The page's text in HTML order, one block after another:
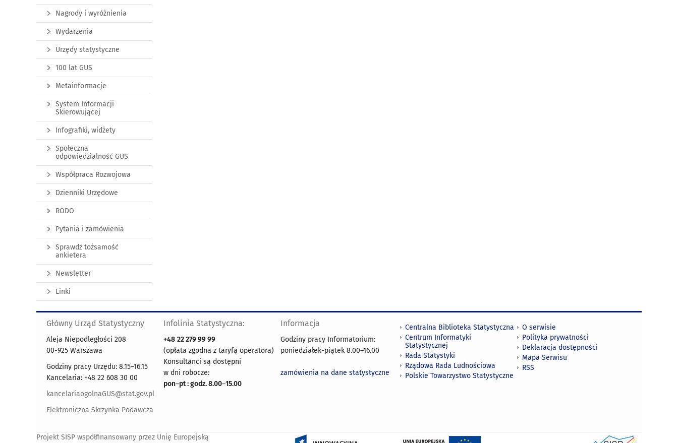
Nagrody i wyróżnienia
Wydarzenia
Urzędy statystyczne
100 lat GUS
Metainformacje
System Informacji
Skierowującej
Infografiki, widżety
Społeczna
odpowiedzialność GUS
Współpraca Rozwojowa
Dzienniki Urzędowe
RODO
Pytania i zamówienia
Sprawdź tożsamość
ankietera
Newsletter
Linki
Główny Urząd Statystyczny
Aleja Niepodległości 208
00-925 Warszawa
Godziny pracy Urzędu: 8.15–16.15
Kancelaria: +48 22 608 30 00
kancelariaogolnaGUS@stat.gov.pl
Elektroniczna Skrzynka Podawcza
Infolinia Statystyczna:
+48 22 279 99 99
(opłata zgodna z taryfą operatora)
Konsultanci są dostępni
w dni robocze:
pon–pt : godz. 8.00–15.00
Informacja
Godziny pracy Informatorium:
poniedziałek-piątek 8.00–16.00
zamówienia na dane statystyczne
Centralna Biblioteka Statystyczna
Centrum Informatyki
Statystycznej
Rada Statystyki
Rządowa Rada Ludnościowa
Polskie Towarzystwo Statystyczne
O serwisie
Polityka prywatności
Deklaracja dostępności
Mapa Serwisu
RSS
Projekt SISP współfinansowany przez Unię Europejską